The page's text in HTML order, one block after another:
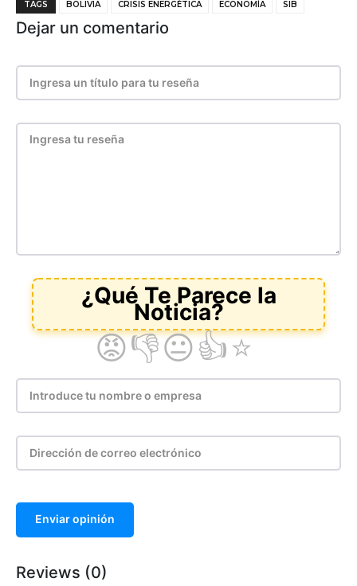
TAGS BOLIVIA CRISIS ENERGÉTICA ECONOMÍA SIB
Dejar un comentario
Enviar opinión
Reviews (0)